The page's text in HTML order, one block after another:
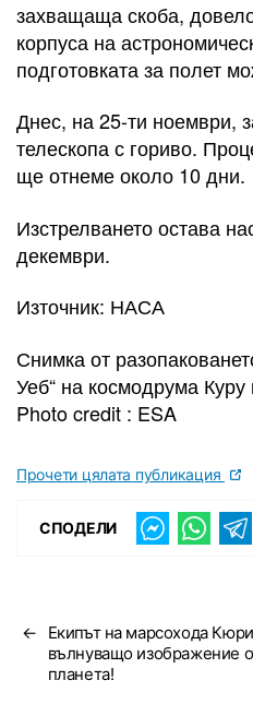
захващаща скоба,
корпуса на
подготовката за полет
Днес, на 25-ти ноември,
телескопа с гориво.
ще отнеме около 10 дни.
Изстрелването остава
декември.
Източник: НАСА
Снимка от
Уеб“ на космодрума
Photo credit : ESA
Прочети цялата публикация
СПОДЕЛИ
←
Екипът на марсохода
вълнуващо изображение
планета!